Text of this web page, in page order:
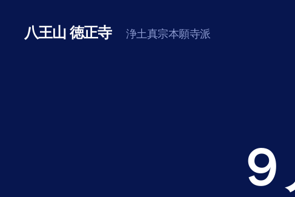
八王山 徳正寺 浄土真宗本願寺派